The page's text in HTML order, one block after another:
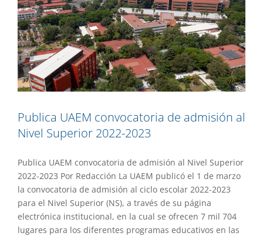
Publica UAEM convocatoria de admisión al
Nivel Superior 2022-2023
Publica UAEM convocatoria de admisión al Nivel Superior
2022-2023 Por Redacción La UAEM publicó el 1 de marzo
la convocatoria de admisión al ciclo escolar 2022-2023
para el Nivel Superior (NS), a través de su página
electrónica institucional, en la cual se ofrecen 7 mil 704
lugares para los diferentes programas educativos en las